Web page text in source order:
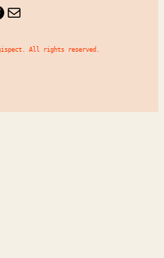
Mail
All rights reserved.